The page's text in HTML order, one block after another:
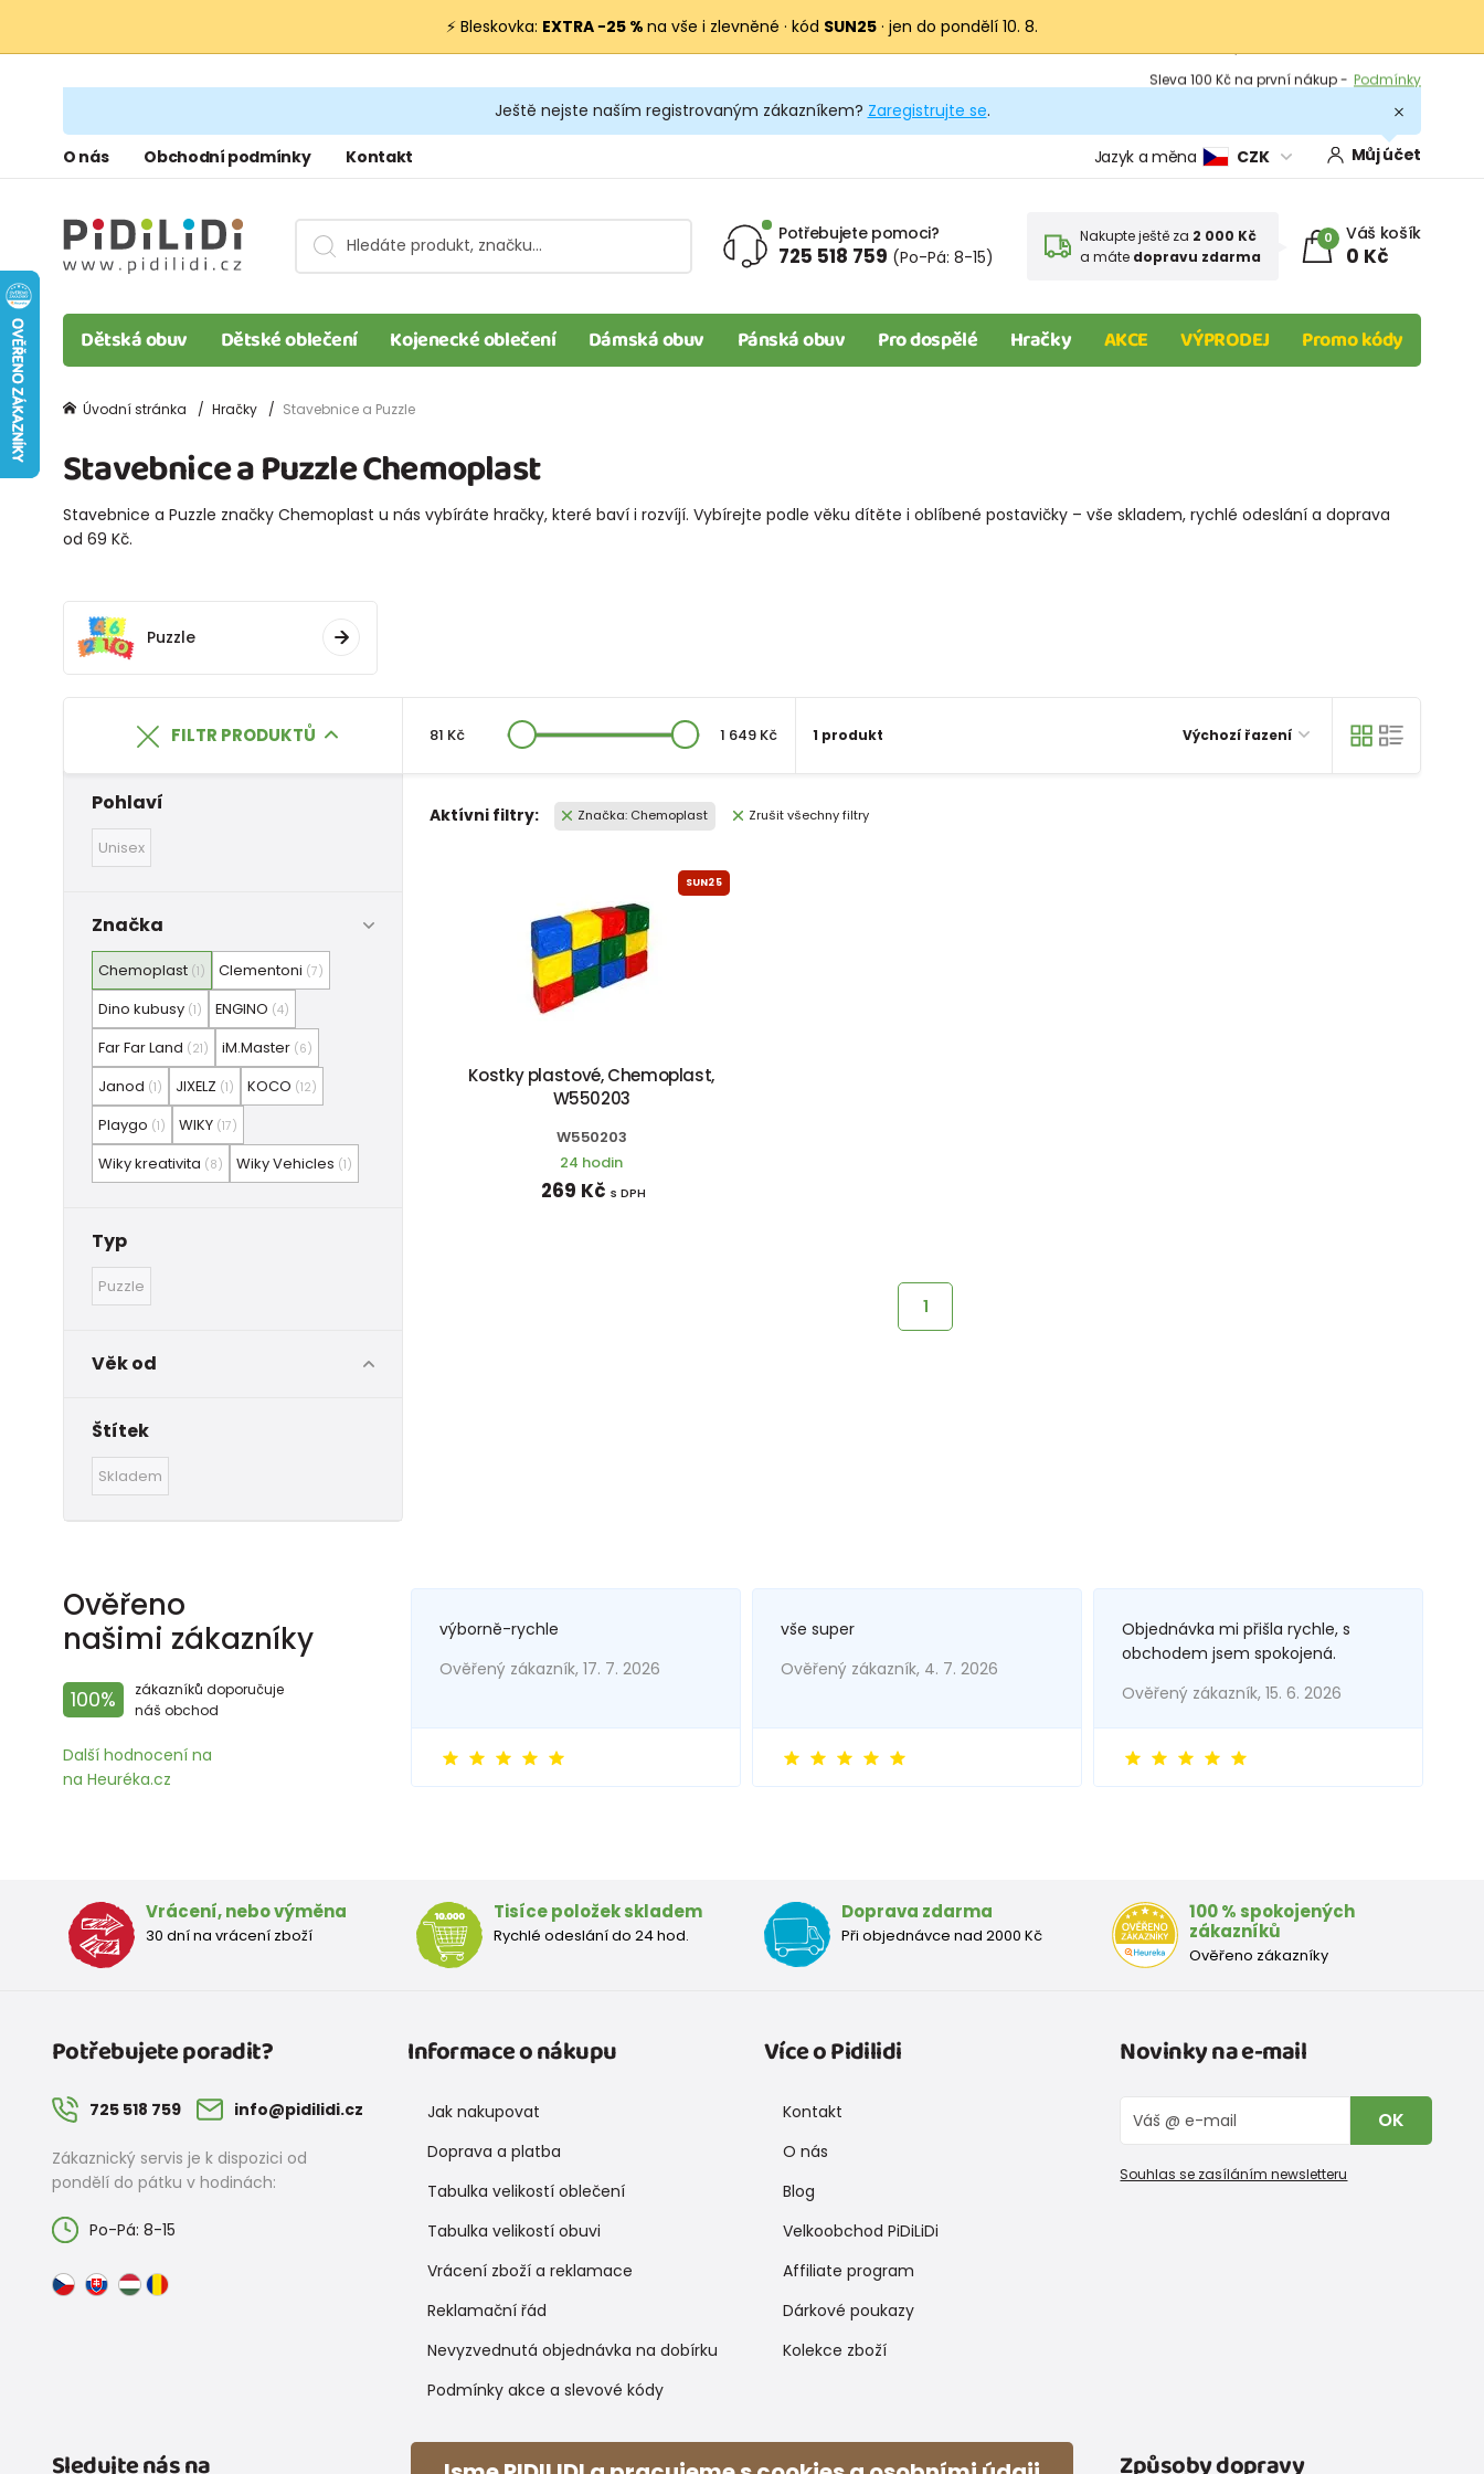
⚡ Bleskovka: EXTRA −25 % na vše i zlevněné · kód SUN25 · jen do pondělí 10. 8.
Výměna a vrácení -
Zobrazit
Podmínky
Ještě nejste naším registrovaným zákazníkem? Zaregistrujte se.
O nás Obchodní podmínky Kontakt Jazyk a měna CZK Můj účet
Potřebujete pomoci?
725 518 759 (Po-Pá: 8-15)
Nakupte ještě za 2 000 Kč
a máte dopravu zdarma
0 Váš košík
0 Kč
Dětská obuv Dětské oblečení Kojenecké oblečení Dámská obuv Pánská obuv Pro dospělé Hračky AKCE VÝPRODEJ Promo kódy
Úvodní stránka Hračky Stavebnice a Puzzle
Stavebnice a Puzzle Chemoplast
Stavebnice a Puzzle značky Chemoplast u nás vybíráte hračky, které baví i rozvíjí. Vybírejte podle věku dítěte i oblíbené postavičky – vše skladem, rychlé odeslání a doprava
od 69 Kč.
Puzzle
FILTR PRODUKTŮ 1 produkt Výchozí řazení
Pohlaví
Unisex
Značka
Chemoplast (1) Clementoni (7)
Dino kubusy (1) ENGINO (4)
Far Far Land (21) iM.Master (6)
Janod (1) JIXELZ (1) KOCO (12)
Playgo (1) WIKY (17)
Wiky kreativita (8) Wiky Vehicles (1)
Typ
Puzzle
Věk od
Štítek
Skladem
81 Kč 1 649 Kč
Aktívni filtry: Značka: Chemoplast Zrušit všechny filtry
SUN25
Kostky plastové, Chemoplast,
W550203
W550203
24 hodin
269 Kč s DPH
1
Ověřeno
našimi zákazníky
100%
zákazníků doporučuje
náš obchod
Další hodnocení na
na Heuréka.cz
výborně-rychle
Ověřený zákazník, 17. 7. 2026
vše super
Ověřený zákazník, 4. 7. 2026
Objednávka mi přišla rychle, s
obchodem jsem spokojená.
Ověřený zákazník, 15. 6. 2026
Vrácení, nebo výměna
30 dní na vrácení zboží
Tisíce položek skladem
Rychlé odeslání do 24 hod.
Doprava zdarma
Při objednávce nad 2000 Kč
100 % spokojených
zákazníků
Ověřeno zákazníky
Potřebujete poradit?
725 518 759 info@pidilidi.cz
Zákaznický servis je k dispozici od
pondělí do pátku v hodinách:
Po-Pá: 8-15
Informace o nákupu
Jak nakupovat
Doprava a platba
Tabulka velikostí oblečení
Tabulka velikostí obuvi
Vrácení zboží a reklamace
Reklamační řád
Nevyzvednutá objednávka na dobírku
Podmínky akce a slevové kódy
Více o Pidilidi
Kontakt
O nás
Blog
Velkoobchod PiDiLiDi
Affiliate program
Dárkové poukazy
Kolekce zboží
Novinky na e-mail
OK
Souhlas se zasíláním newsletteru
Sledujte nás na Způsoby platby Způsoby dopravy